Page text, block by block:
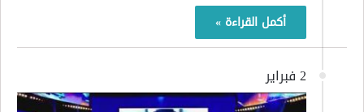
أكمل القراءة »
2 فبراير